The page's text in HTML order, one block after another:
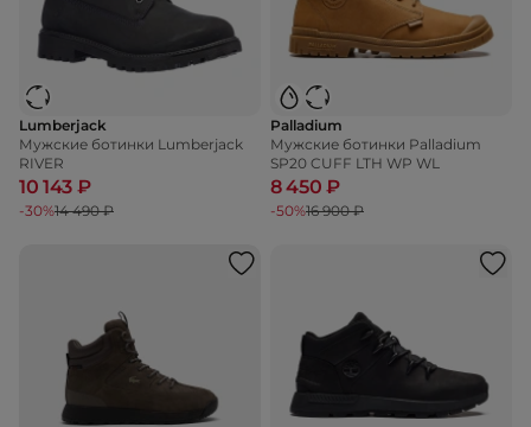
Lumberjack
Мужские ботинки Lumberjack
RIVER
10 143 ₽
-30%14 490 ₽
Palladium
Мужские ботинки Palladium
SP20 CUFF LTH WP WL
8 450 ₽
-50%16 900 ₽